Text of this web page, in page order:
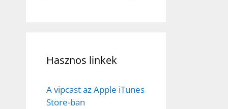
Hasznos linkek
A vipcast az Apple iTunes
Store-ban